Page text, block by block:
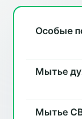
Особые
Мытье
Мытье